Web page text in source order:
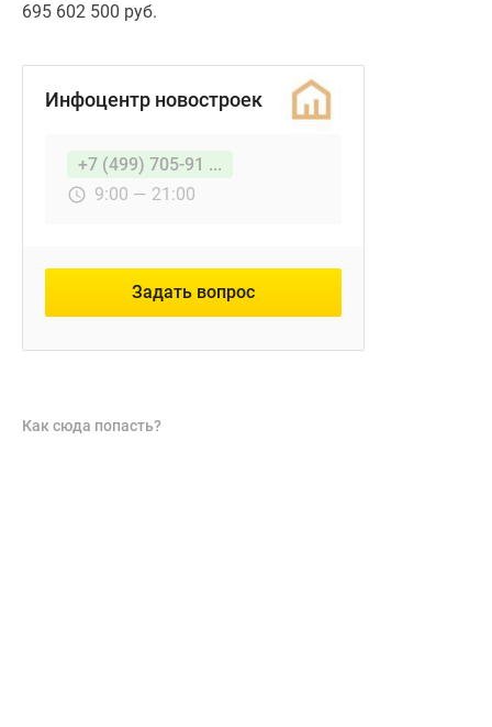
695 602 500 руб.
Инфоцентр новостроек
+7 (499) 705-91 ...
9:00 — 21:00
Задать вопрос
Как сюда попасть?